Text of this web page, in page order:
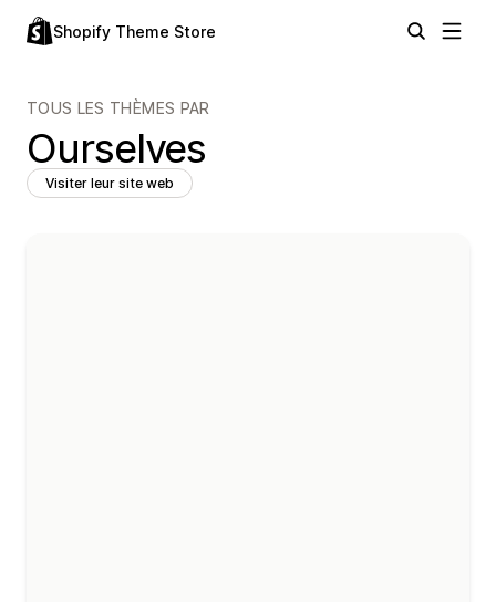
Shopify Theme Store
TOUS LES THÈMES PAR
Ourselves
Visiter leur site web